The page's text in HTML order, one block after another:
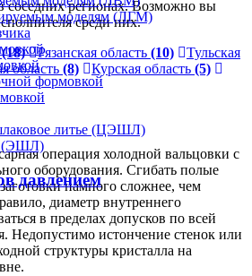
моделям (ЛГМ)
формовкой
литье (ЦЭШЛ)
(ЭШЛ)
давлением
соседних регионах. Возможно вы
среди них.
Рязанская область (10)
Тульская
область (8) Курская область (5)
операция холодной вальцовки с
оборудования. Сгибать полые
намного сложнее, чем
диаметр внутреннего
в пределах допусков по всей
Недопустимо истончение стенок или
структуры кристалла на